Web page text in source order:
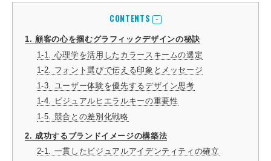
CONTENTS
1. 顧客の心を掴むグラフィックデザインの秘訣
1-1. 心理学を活用したカラースキームの選定
1-2. フォント選びで伝える印象とメッセージ
1-3. ユーザー体験を優先するデザイン思考
1-4. ビジュアルヒエラルキーの重要性
1-5. 競合との差別化戦略
2. 成功するブランドイメージの構築法
2-1. 一貫したビジュアルアイデンティティの確立